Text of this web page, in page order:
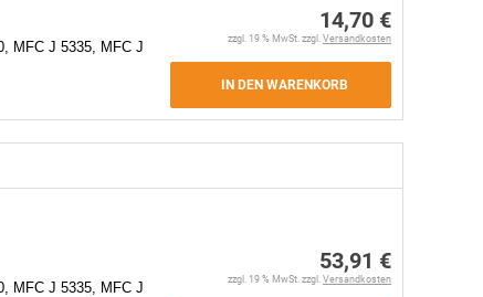
MFC J 5335, MFC J
14,70 €
zzgl. 19 % MwSt. zzgl. Versandkosten
IN DEN WARENKORB
MFC J 5335, MFC J
53,91 €
zzgl. 19 % MwSt. zzgl. Versandkosten